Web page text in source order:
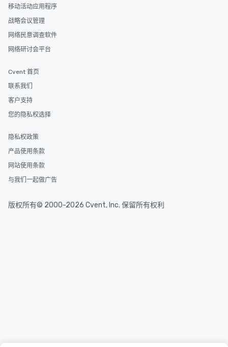
移动活动应用程序
战略会议管理
网络民意调查软件
网络研讨会平台
Cvent 首页
联系我们
客户支持
您的隐私权选择
隐私权政策
产品使用条款
网站使用条款
与我们一起做广告
版权所有© 2000-2026 Cvent, Inc. 保留所有权利